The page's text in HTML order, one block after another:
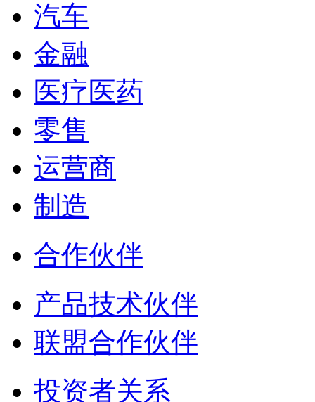
汽车
金融
医疗医药
零售
运营商
制造
合作伙伴
产品技术伙伴
联盟合作伙伴
投资者关系